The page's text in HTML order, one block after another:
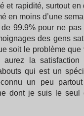
et rapidité, surtout
en moins d’une
99.9% pour ne
des gens
soit le problème que
aurez la
qui est un
un peu partout
dont je suis le seul